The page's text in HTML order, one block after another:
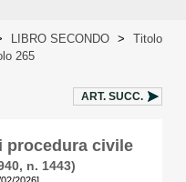
LIBRO SECONDO >
Titolo
265
ART. SUCC.
procedura civile
n. 1443)